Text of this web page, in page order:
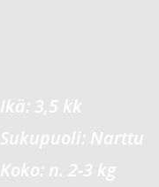
Ikä: 3,5 kk
Sukupuoli: Narttu
Koko: n. 2-3 kg